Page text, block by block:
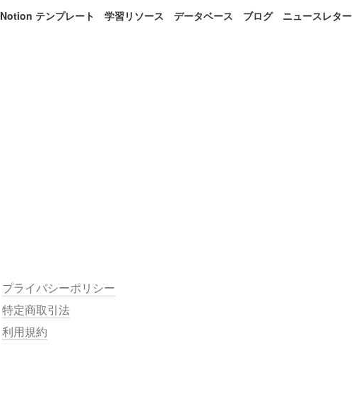
Notion テンプレート 学習リソース データベース ブログ ニュースレター
プライバシーポリシー
特定商取引法
利用規約